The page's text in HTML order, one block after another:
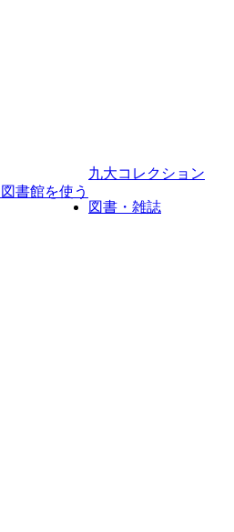
図書館を使う
九大コレクション
図書・雑誌